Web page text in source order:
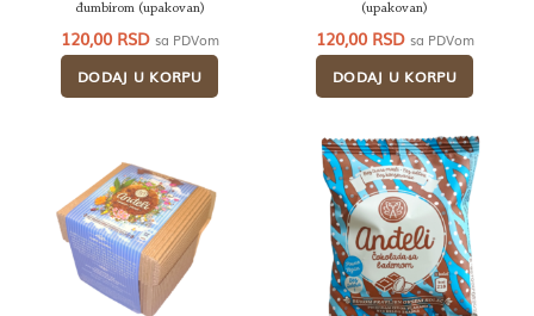
đumbirom (upakovan)
120,00 RSD sa PDVom
DODAJ U KORPU
(upakovan)
120,00 RSD sa PDVom
DODAJ U KORPU